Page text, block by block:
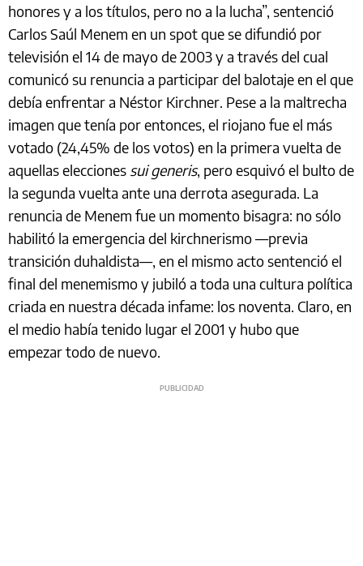
honores y a los títulos, pero no a la lucha”, sentenció
Carlos Saúl Menem en un spot que se difundió por
televisión el 14 de mayo de 2003 y a través del cual
comunicó su renuncia a participar del balotaje en el que
debía enfrentar a Néstor Kirchner. Pese a la maltrecha
imagen que tenía por entonces, el riojano fue el más
votado (24,45% de los votos) en la primera vuelta de
aquellas elecciones sui generis, pero esquivó el bulto de
la segunda vuelta ante una derrota asegurada. La
renuncia de Menem fue un momento bisagra: no sólo
habilitó la emergencia del kirchnerismo —previa
transición duhaldista—, en el mismo acto sentenció el
final del menemismo y jubiló a toda una cultura política
criada en nuestra década infame: los noventa. Claro, en
el medio había tenido lugar el 2001 y hubo que
empezar todo de nuevo.